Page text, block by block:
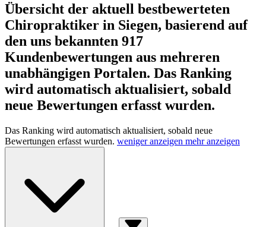
Übersicht der aktuell bestbewerteten
Chiropraktiker in Siegen, basierend auf
den uns bekannten 917
Kundenbewertungen aus mehreren
unabhängigen Portalen. Das Ranking
wird automatisch aktualisiert, sobald
neue Bewertungen erfasst wurden.
Das Ranking wird automatisch aktualisiert, sobald neue
Bewertungen erfasst wurden. weniger anzeigen mehr anzeigen